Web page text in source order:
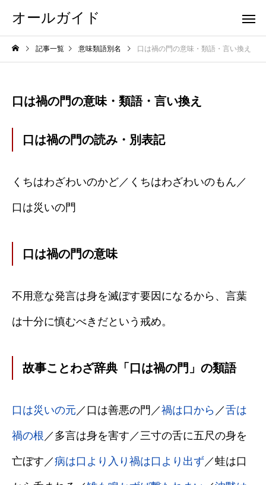
オールガイド
記事一覧 意味類語別名 口は禍の門の意味・類語・言い換え
口は禍の門の意味・類語・言い換え
口は禍の門の読み・別表記
くちはわざわいのかど／くちはわざわいのもん／
口は災いの門
口は禍の門の意味
不用意な発言は身を滅ぼす要因になるから、言葉
は十分に慎むべきだという戒め。
故事ことわざ辞典「口は禍の門」の類語
口は災いの元 ／口は善悪の門／禍は口から ／舌は
禍の根 ／多言は身を害す／三寸の舌に五尺の身を
亡ぼす／病は口より入り禍は口より出ず／蛙は口